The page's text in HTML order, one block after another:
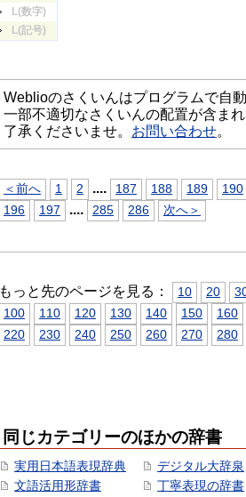
L(数字)
L(記号)
Weblioのさくいんはプログラムで自
一部不適切なさくいんの配置が含ま
了承くださいませ。 お問い合わせ。
＜前へ 1 2 .... 187 188 189
190
196
197 .... 285 286 次へ＞
もっと先のページを見る： 10 20
100
110 120 130 140 150
160
220
230 240 250 260 270 280
同じカテゴリーのほかの辞書
実用日本語表現辞典
文語活用形辞書
デジタル大辞泉
丁寧表現の辞書